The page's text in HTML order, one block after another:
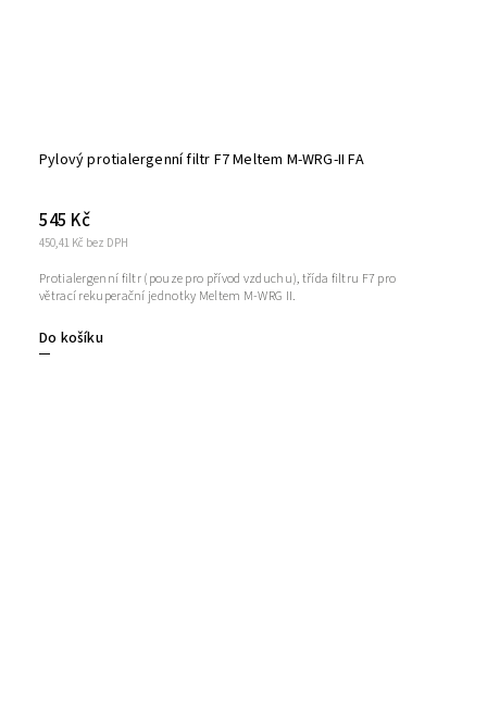
Pylový protialergenní filtr F7 Meltem M-WRG-II FA
450,41 Kč bez DPH
545 Kč
Do košíku
Protialergenní filtr (pouze pro přívod vzduchu), třída filtru F7 pro
větrací rekuperační jednotky Meltem M-WRG II.